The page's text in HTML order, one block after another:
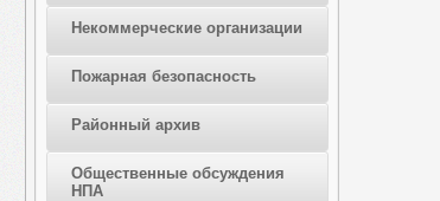
Некоммерческие организации
Пожарная безопасность
Районный архив
Общественные обсуждения
НПА